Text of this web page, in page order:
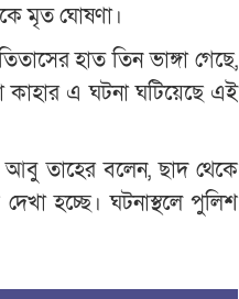
মৃত ঘোষণা।
হাত তিন ভাঙ্গা গেছে,
এ ঘটনা ঘটিয়েছে এই
আবু তাহের বলেন, ছাদ থেকে
হচ্ছে। ঘটনাস্থলে পুলিশ